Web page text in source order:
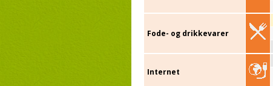
Fode- og drikkevarer
Internet